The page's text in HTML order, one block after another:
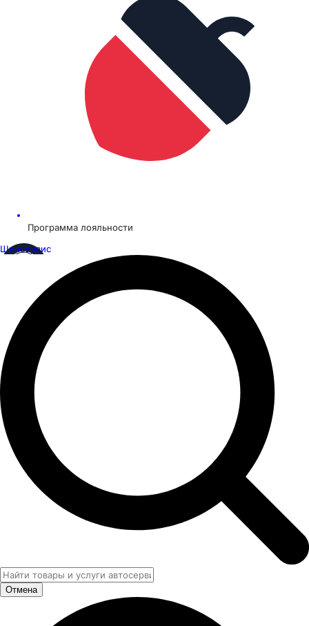
Программа лояльности
Шинсервис
Отмена